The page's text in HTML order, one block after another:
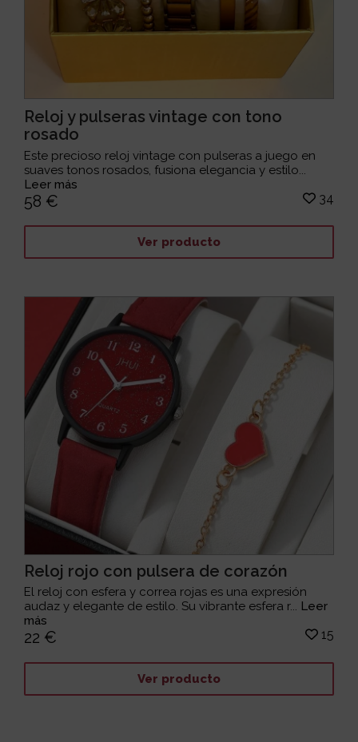
Reloj y pulseras vintage con tono
rosado
Este precioso reloj vintage con pulseras a juego en
suaves tonos rosados, fusiona elegancia y estilo...
Leer más
58 € 34
Ver producto
Reloj rojo con pulsera de corazón
El reloj con esfera y correa rojas es una expresión
audaz y elegante de estilo. Su vibrante esfera r... Leer
más
22 € 15
Ver producto